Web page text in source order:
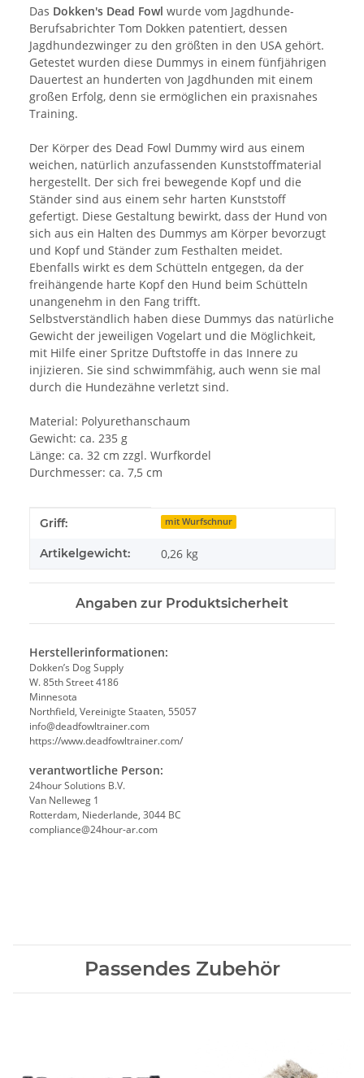
Das Dokken's Dead Fowl wurde vom Jagdhunde-
Berufsabrichter Tom Dokken patentiert, dessen
Jagdhundezwinger zu den größten in den USA gehört.
Getestet wurden diese Dummys in einem fünfjährigen
Dauertest an hunderten von Jagdhunden mit einem
großen Erfolg, denn sie ermöglichen ein praxisnahes
Training.
Der Körper des Dead Fowl Dummy wird aus einem
weichen, natürlich anzufassenden Kunststoffmaterial
hergestellt. Der sich frei bewegende Kopf und die
Ständer sind aus einem sehr harten Kunststoff
gefertigt. Diese Gestaltung bewirkt, dass der Hund von
sich aus ein Halten des Dummys am Körper bevorzugt
und Kopf und Ständer zum Festhalten meidet.
Ebenfalls wirkt es dem Schütteln entgegen, da der
freihängende harte Kopf den Hund beim Schütteln
unangenehm in den Fang trifft.
Selbstverständlich haben diese Dummys das natürliche
Gewicht der jeweiligen Vogelart und die Möglichkeit,
mit Hilfe einer Spritze Duftstoffe in das Innere zu
injizieren. Sie sind schwimmfähig, auch wenn sie mal
durch die Hundezähne verletzt sind.
Material: Polyurethanschaum
Gewicht: ca. 235 g
Länge: ca. 32 cm zzgl. Wurfkordel
Durchmesser: ca. 7,5 cm
Produkteigenschaft
Wert
Griff: mit Wurfschnur
Artikelgewicht: 0,26 kg
Angaben zur Produktsicherheit
Herstellerinformationen:
Dokken’s Dog Supply
W. 85th Street 4186
Minnesota
Northfield, Vereinigte Staaten, 55057
info@deadfowltrainer.com
https://www.deadfowltrainer.com/
verantwortliche Person:
24hour Solutions B.V.
Van Nelleweg 1
Rotterdam, Niederlande, 3044 BC
compliance@24hour-ar.com
Passendes Zubehör